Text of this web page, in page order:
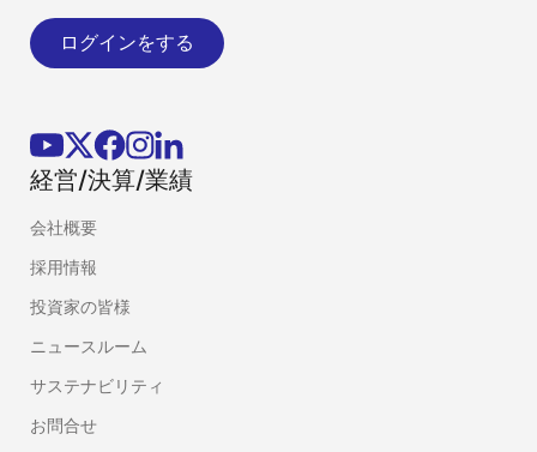
ログインをする
経営/決算/業績
会社概要
採用情報
投資家の皆様
ニュースルーム
サステナビリティ
お問合せ